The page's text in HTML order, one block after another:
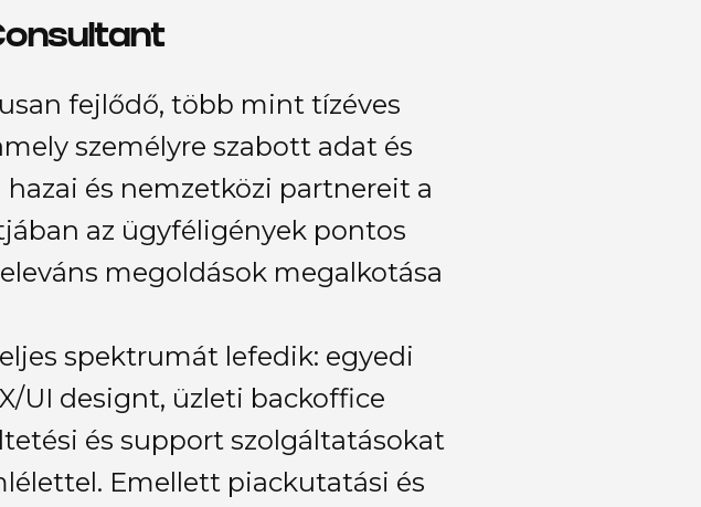
fejlődő, több mint tízéves
személyre szabott adat és
és nemzetközi partnereit a
az ügyféligények pontos
megoldások megalkotása
spektrumát lefedik: egyedi
UI designt, üzleti backoffice
és support szolgáltatásokat
Emellett piackutatási és